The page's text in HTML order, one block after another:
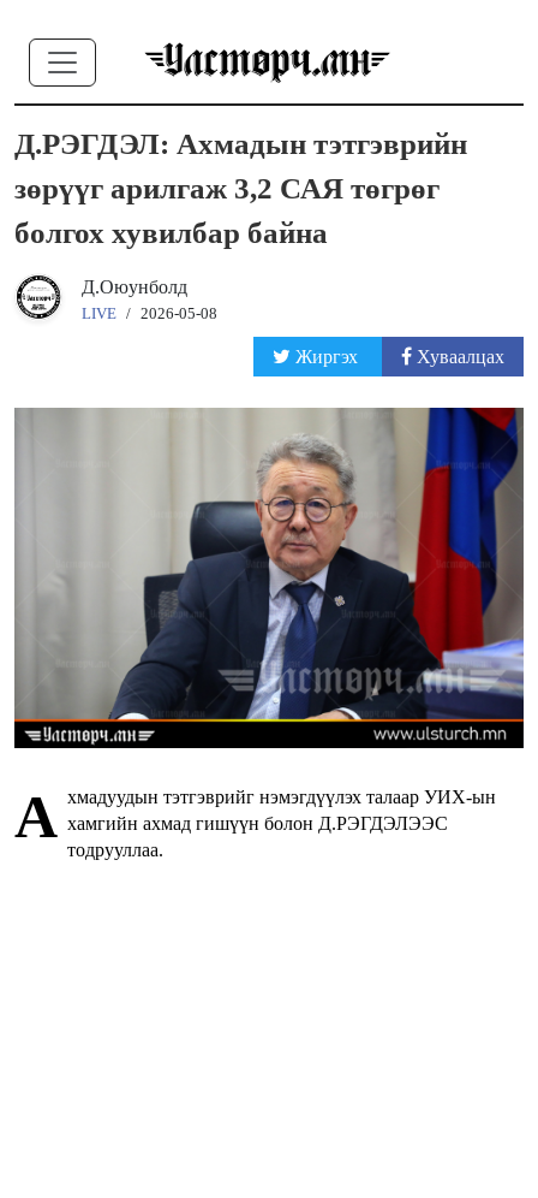
Д.РЭГДЭЛ: Ахмадын тэтгэврийн
зөрүүг арилгаж 3,2 САЯ төгрөг
болгох хувилбар байна
Д.Оюунболд
LIVE / 2026-05-08
Жиргэх Хуваалцах
А хмадуудын тэтгэврийг нэмэгдүүлэх талаар УИХ-ын
хамгийн ахмад гишүүн болон Д.РЭГДЭЛЭЭС
тодрууллаа.